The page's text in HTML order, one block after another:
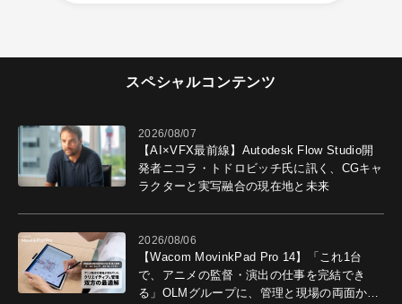
スペシャルコンテンツ
2026/08/07
【AI×VFX最前線】Autodesk Flow Studio開
発者ニコラ・トドロビッチ氏に訊く、CGキャ
ラクターと実写融合の現在地と未来
2026/08/06
【Wacom MovinkPad Pro 14】「これ1台
で、アニメの監督・演出の仕事を完結でき
る」OLMグループに、管理と現場の両面から